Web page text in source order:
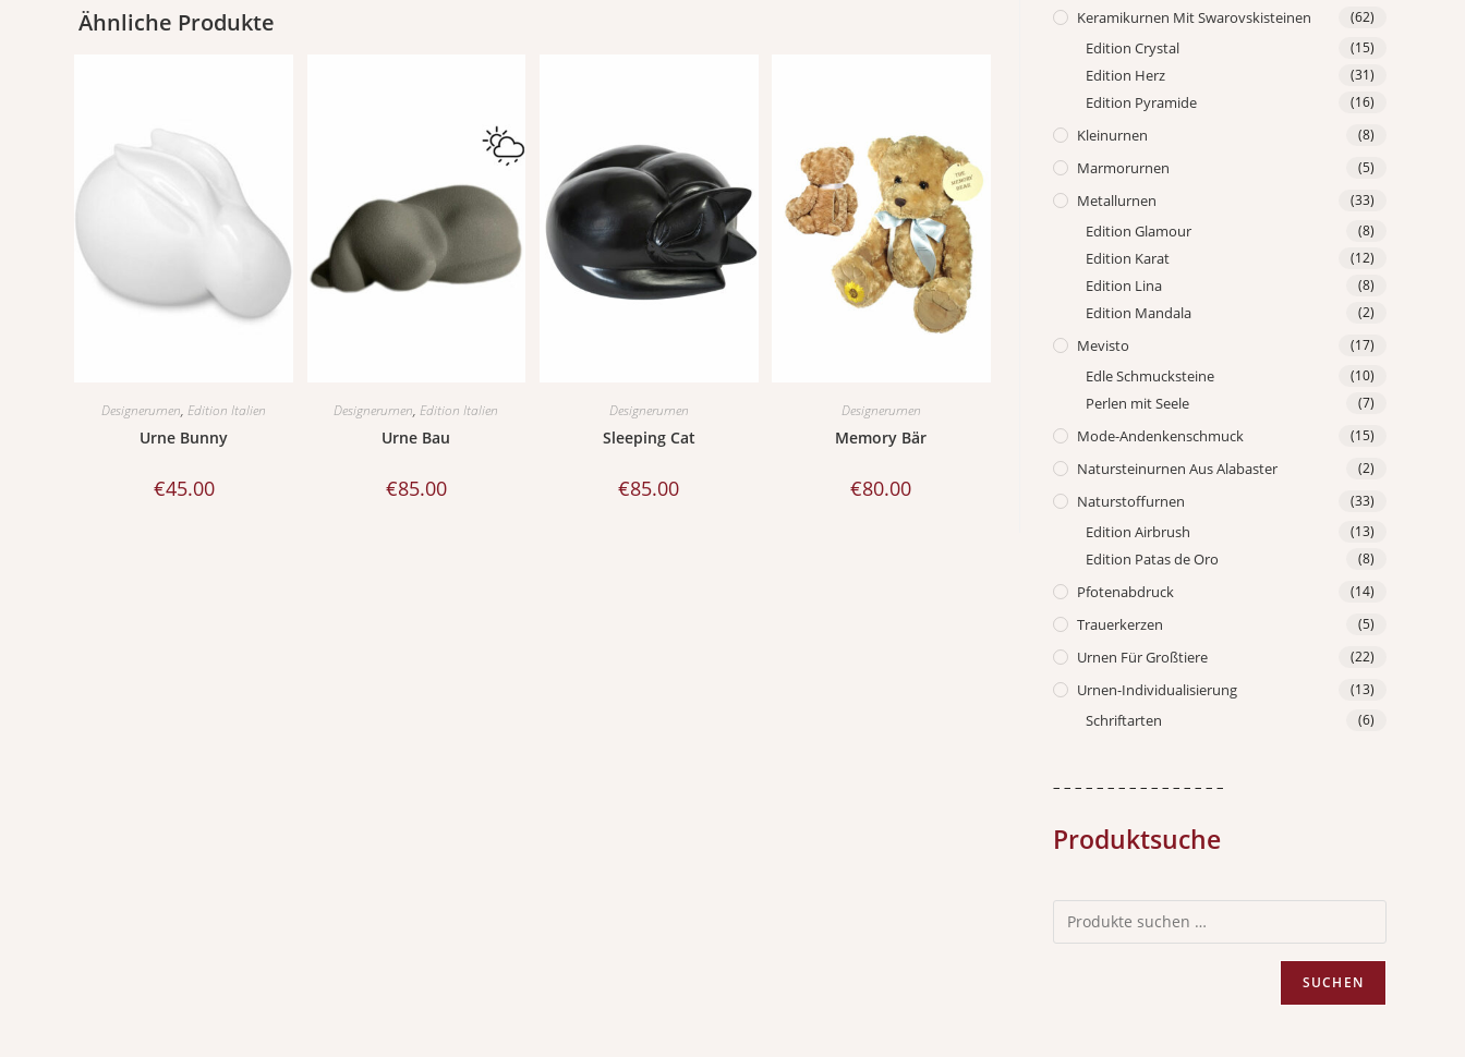
Ähnliche Produkte
Designerurnen,Edition Italien
Urne Bunny
€45.00
Designerurnen,Edition Italien
Urne Bau
€85.00
Designerurnen
Sleeping Cat
€85.00
Designerurnen
Memory Bär
€80.00
Keramikurnen Mit Swarovskisteinen (62)
Edition Crystal (15)
Edition Herz (31)
Edition Pyramide (16)
Kleinurnen (8)
Marmorurnen (5)
Metallurnen (33)
Edition Glamour (8)
Edition Karat (12)
Edition Lina (8)
Edition Mandala (2)
Mevisto (17)
Edle Schmucksteine (10)
Perlen mit Seele (7)
Mode-Andenkenschmuck (15)
Natursteinurnen Aus Alabaster (2)
Naturstoffurnen (33)
Edition Airbrush (13)
Edition Patas de Oro (8)
Pfotenabdruck (14)
Trauerkerzen (5)
Urnen Für Großtiere (22)
Urnen-Individualisierung (13)
Schriftarten (6)
– – – – – – – – – – – – – – – –
Produktsuche
SUCHEN